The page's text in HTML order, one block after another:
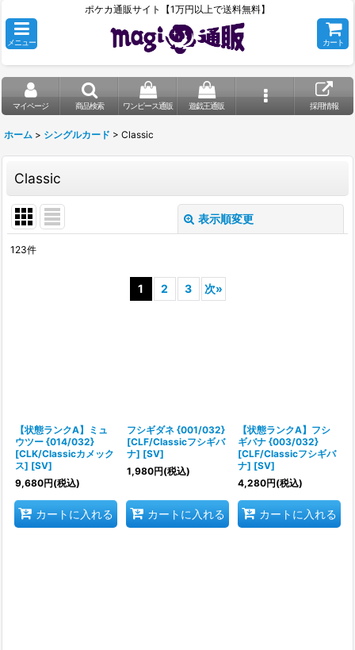
ポケカ通販サイト【1万円以上で送料無料】
メニュー カート
マイページ 商品検索 ワンピース通販 遊戯王通販 採用情報
ホーム > シングルカード > Classic
Classic
表示順変更
123件
1 2 3 次»
【状態ランクA】ミュ
ウツー {014/032}
[CLK/Classicカメック
ス] [SV]
9,680円(税込)
カートに入れる
フシギダネ {001/032}
[CLF/Classicフシギバ
ナ] [SV]
1,980円(税込)
カートに入れる
【状態ランクA】フシ
ギバナ {003/032}
[CLF/Classicフシギバ
ナ] [SV]
4,280円(税込)
カートに入れる